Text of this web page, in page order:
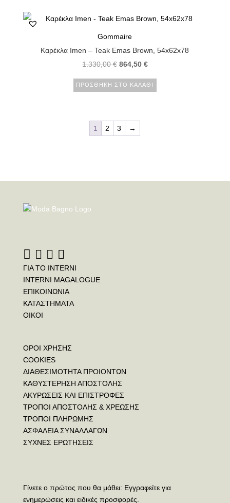
Gommaire
Καρέκλα Imen – Teak Emas Brown, 54x62x78
1.330,00€ 864,50 €
ΠΡΟΣΘΉΚΗ ΣΤΟ ΚΑΛΆΘΙ
1 2 3 →
ΓΙΑ ΤΟ INTERNI
INTERNI MAGALOGUE
ΕΠΙΚΟΙΝΩΝΙΑ
ΚΑΤΑΣΤΗΜΑΤΑ
ΟΙΚΟΙ
ΟΡΟΙ ΧΡΗΣΗΣ
COOKIES
ΔΙΑΘΕΣΙΜΟΤΗΤΑ ΠΡΟΙΟΝΤΩΝ
ΚΑΘΥΣΤΕΡΗΣΗ ΑΠΟΣΤΟΛΗΣ
ΑΚΥΡΩΣΕΙΣ ΚΑΙ ΕΠΙΣΤΡΟΦΕΣ
ΤΡΟΠΟΙ ΑΠΟΣΤΟΛΗΣ & ΧΡΕΩΣΗΣ
ΤΡΟΠΟΙ ΠΛΗΡΩΜΗΣ
ΑΣΦΑΛΕΙΑ ΣΥΝΑΛΛΑΓΩΝ
ΣΥΧΝΕΣ ΕΡΩΤΗΣΕΙΣ
Γίνετε ο πρώτος που θα μάθει: Εγγραφείτε για
ενημερώσεις και ειδικές προσφορές.